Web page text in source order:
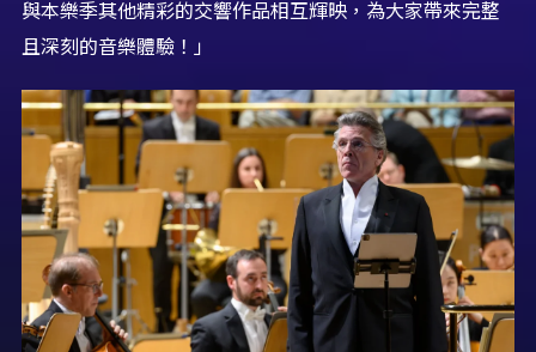
與本樂季其他精彩的交響作品相互輝映，為大家帶來完整
且深刻的音樂體驗！」